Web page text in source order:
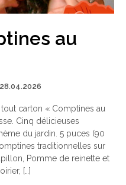
au
28.04.2026
carton « Comptines au
Cinq délicieuses
du jardin. 5 puces (90
traditionnelles sur
Pomme de reinette et
[…]